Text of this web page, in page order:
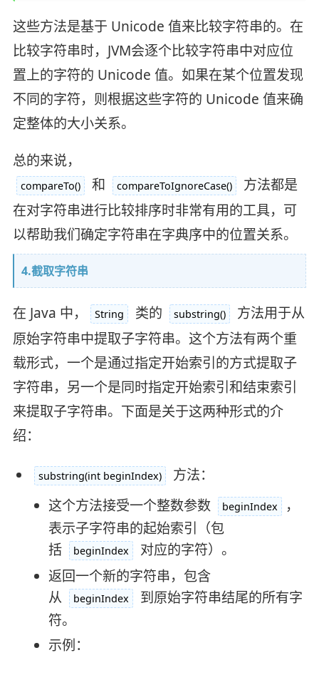
这些方法是基于 Unicode 值来比较字符串的。在
比较字符串时，JVM会逐个比较字符串中对应位
置上的字符的 Unicode 值。如果在某个位置发现
不同的字符，则根据这些字符的 Unicode 值来确
定整体的大小关系。
总的来说，
compareTo() 和 compareToIgnoreCase()
方法都是
在对字符串进行比较排序时非常有用的工具，可
以帮助我们确定字符串在字典序中的位置关系。
4.截取字符串
在 Java 中， String 类的 substring()
方法用于从
原始字符串中提取子字符串。这个方法有两个重
载形式，一个是通过指定开始索引的方式提取子
字符串，另一个是同时指定开始索引和结束索引
来提取子字符串。下面是关于这两种形式的介
绍：
substring(int beginIndex)
方法：
这个方法接受一个整数参数
beginIndex
，
表示子字符串的起始索引（包
括
beginIndex
对应的字符）。
返回一个新的字符串，包含
从
beginIndex
到原始字符串结尾的所有字
符。
示例：